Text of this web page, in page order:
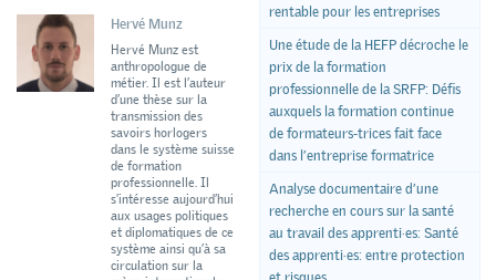
Hervé Munz
Hervé Munz est
anthropologue de
métier. Il est l’auteur
d’une thèse sur la
transmission des
savoirs horlogers
dans le système suisse
de formation
professionnelle. Il
s’intéresse aujourd’hui
aux usages politiques
et diplomatiques de ce
système ainsi qu’à sa
circulation sur la
rentable pour les entreprises
Une étude de la HEFP décroche le
prix de la formation
professionnelle de la SRFP: Défis
auxquels la formation continue
de formateurs-trices fait face
dans l’entreprise formatrice
Analyse documentaire d’une
recherche en cours sur la santé
au travail des apprenti·es: Santé
des apprenti·es: entre protection